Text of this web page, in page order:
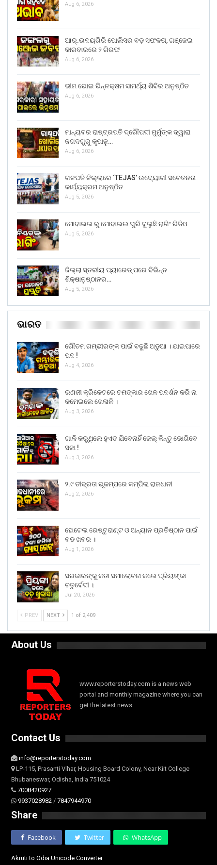
Aug 6, 2026
ଆର୍.ଉଦୟଗିରି ପୋଲିସର ବଡ଼ ସଫଳତା, ଗଞ୍ଜେଇ
କାରବାରରେ ୨ ଗିରଫ
Aug 6, 2026
ଭୀମ ଭୋଇ ଭିନ୍ନକ୍ଷମ ସାମର୍ଥ୍ୟ ଶିବିର ଅନୁଷ୍ଠିତ
Aug 6, 2026
ମାନ୍ୟବର ରାଷ୍ଟ୍ରପତି ଦ୍ରୌପଦୀ ମୁର୍ମୁଙ୍କ ଦ୍ୱାରା
ଜଗଦଗୁରୁ କୃପାଳୁ…
Aug 6, 2026
ଗଜପତି ଜିଲ୍ଲାରେ ‘TEJAS’ ଉଦ୍ୟୋଗୀ ସଚେତନତା
କାର୍ଯ୍ୟକ୍ରମ ଅନୁଷ୍ଠିତ
Aug 5, 2026
ମୋବାଇଲ ରୁ ମୋବାଇଲ ଘୁରି ବୁଲୁଛି ରାଗିଂ ଭିଡିଓ
Aug 5, 2026
ଜିଲ୍ଲା ସ୍ତରୀୟ ପ୍ୟାରେଡ୍ ପରେ ବିଭିନ୍ନ
ଶିକ୍ଷାନୁଷ୍ଠାନର…
Aug 5, 2026
ଭାରତ
ଗୌତମ ଗମ୍ଭୀରଙ୍କ ପାଇଁ ବଢୁଛି ଅଡୁଆ । ଯାଇପାରେ
ପଦ !
Aug 4, 2026
ରଣଜୀ କ୍ରିକେଟରେ ଚମତ୍କାର ଖେଳ ପଦର୍ଶନ କରି ନା
କମେଇଲେ ଖେଳାଳି ।
Aug 3, 2026
ଗାଳି କରୁଥିଲେ ହୁଏତ ଯିବେନାହିଁ ଜେଲ୍ କିନ୍ତୁ ଭୋଗିବେ
ସଜା !
Aug 3, 2026
୨.୯ ତୀବ୍ରତା ଭୂକମ୍ପରେ କମ୍ପିଲା ରାଜଧାନୀ
Aug 2, 2026
ହୋଟେଲ ରେଷ୍ଟୁରାଣ୍ଟ ଓ ଅନ୍ୟାନ ପ୍ରତିଷ୍ଠାନ ପାଇଁ
ବଡ ଖବର ।
Aug 1, 2026
ସରକାରଙ୍କୁ କଡା ସମାଲୋଚନା କଲେ ପ୍ରିୟଙ୍କା
ଚତୁର୍ବେଦୀ ।
Jul 20, 2026
PREV NEXT 1 of 2,409
About Us
www.reporterstoday.com is a news web
portal and monthly magazine where you can
get the latest news.
Contact Us
info@reporterstoday.com
LP-115, Prasanti Vihar, Housing Board Colony, Near Kiit College
Bhubaneswar, Odisha, India 751024
7008420927
9937028982 / 7847944970
Share
Facebook Twitter WhatsApp
Akruti to Odia Unicode Converter